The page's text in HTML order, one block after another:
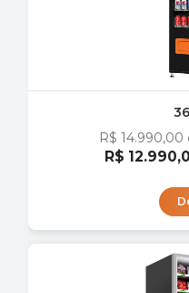
R$ 14.990,00
R$